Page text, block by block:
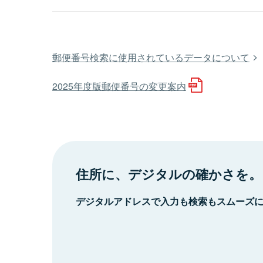
郵便番号検索に使用されているデータについて
2025年度版郵便番号の変更案内
住所に、デジタルの確かさを。
デジタルアドレスで入力も検索もスムーズ